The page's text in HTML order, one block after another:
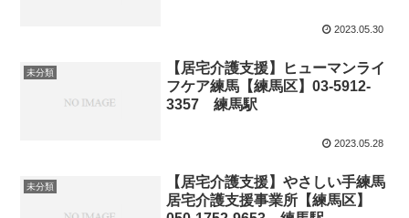
2023.05.30
未分類
【居宅介護支援】ヒューマンライ
フケア練馬【練馬区】03-5912-
3357 練馬駅
2023.05.28
未分類
【居宅介護支援】やさしい手練馬
居宅介護支援事業所【練馬区】